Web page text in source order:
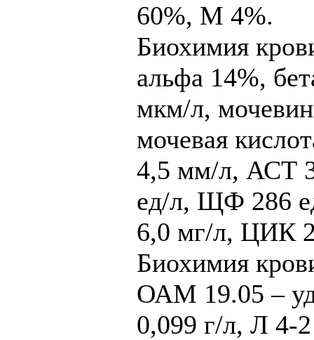
60%, М 4%.
Биохимия
альфа 14%,
мкм/л,
мочевая
4,5 мм/л, АСТ
ед/л, ЩФ 286
6,0 мг/л, ЦИК
Биохимия
ОАМ 19.05 –
0,099 г/л, Л 4-